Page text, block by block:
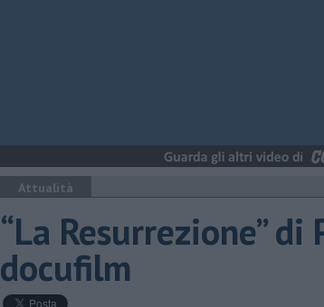
Attualità
“La Resurrezione”
docufilm